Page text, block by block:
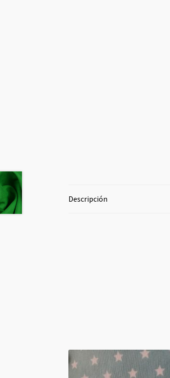
Descripción